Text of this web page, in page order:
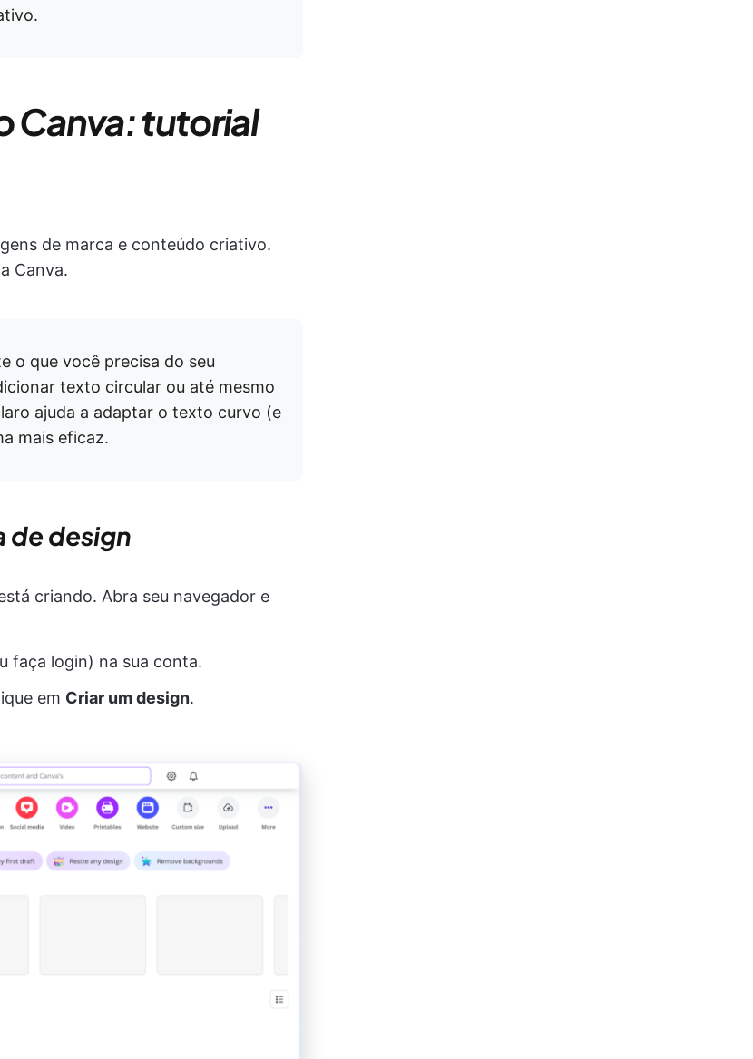
Canva: tutorial
de marca e conteúdo criativo.
Canva.
o que você precisa do seu
texto circular ou até mesmo
ajuda a adaptar o texto curvo (e
mais eficaz.
de design
criando. Abra seu navegador e
faça login) na sua conta.
em Criar um design.